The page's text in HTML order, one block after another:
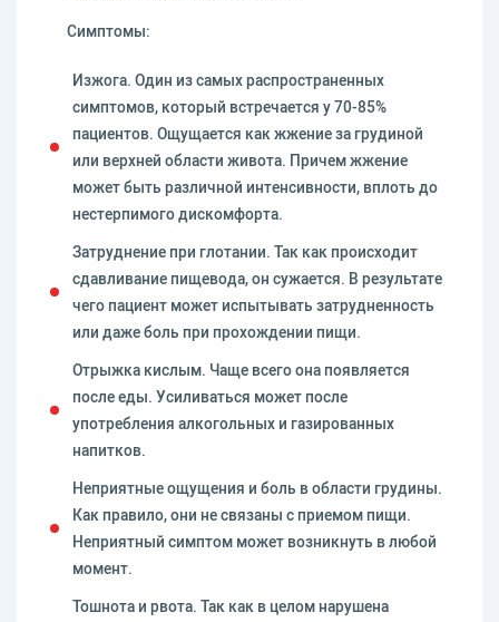
Симптомы:
Изжога. Один из самых распространенных
симптомов, который встречается у 70-85%
пациентов. Ощущается как жжение за грудиной
или верхней области живота. Причем жжение
может быть различной интенсивности, вплоть до
нестерпимого дискомфорта.
Затруднение при глотании. Так как происходит
сдавливание пищевода, он сужается. В результате
чего пациент может испытывать затрудненность
или даже боль при прохождении пищи.
Отрыжка кислым. Чаще всего она появляется
после еды. Усиливаться может после
употребления алкогольных и газированных
напитков.
Неприятные ощущения и боль в области грудины.
Как правило, они не связаны с приемом пищи.
Неприятный симптом может возникнуть в любой
момент.
Тошнота и рвота. Так как в целом нарушена